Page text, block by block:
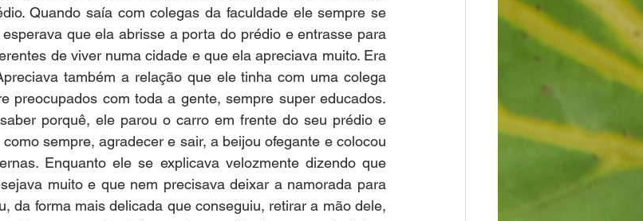
Quando saía com colegas da faculdade ele sempre se
que ela abrisse a porta do prédio e entrasse para
de viver numa cidade e que ela apreciava muito. Era
também a relação que ele tinha com uma colega
preocupados com toda a gente, sempre super educados.
porquê, ele parou o carro em frente do seu prédio e
sempre, agradecer e sair, a beijou ofegante e colocou
Enquanto ele se explicava velozmente dizendo que
muito e que nem precisava deixar a namorada para
da forma mais delicada que conseguiu, retirar a mão dele,